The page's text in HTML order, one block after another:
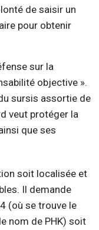
de saisir un
pour obtenir
sur la
objective ».
sursis assortie de
veut protéger la
que ses
soit localisée et
Il demande
(où se trouve le
nom de PHK) soit